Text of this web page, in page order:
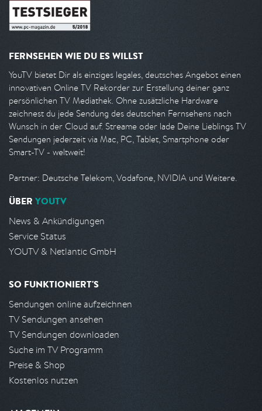
FERNSEHEN WIE DU ES WILLST
YouTV bietet Dir als einziges legales, deutsches Angebot einen
innovativen Online TV Rekorder zur Erstellung deiner ganz
persönlichen TV Mediathek. Ohne zusätzliche Hardware
zeichnest du jede Sendung des deutschen Fernsehens nach
Wunsch in der Cloud auf. Streame oder lade Deine Lieblings TV
Sendungen jederzeit via Mac, PC, Tablet, Smartphone oder
Smart-TV - weltweit!
Partner: Deutsche Telekom, Vodafone, NVIDIA und Weitere.
ÜBER YOUTV
News & Ankündigungen
Service Status
YOUTV & Netlantic GmbH
SO FUNKTIONIERT'S
Sendungen online aufzeichnen
TV Sendungen ansehen
TV Sendungen downloaden
Suche im TV Programm
Preise & Shop
Kostenlos nutzen